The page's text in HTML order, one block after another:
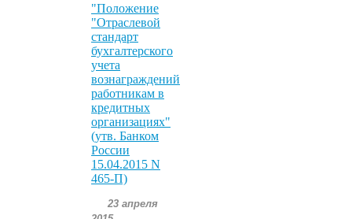
"Положение
"Отраслевой
стандарт
бухгалтерского
учета
вознаграждений
работникам в
кредитных
организациях"
(утв. Банком
России
15.04.2015 N
465-П)
23 апреля